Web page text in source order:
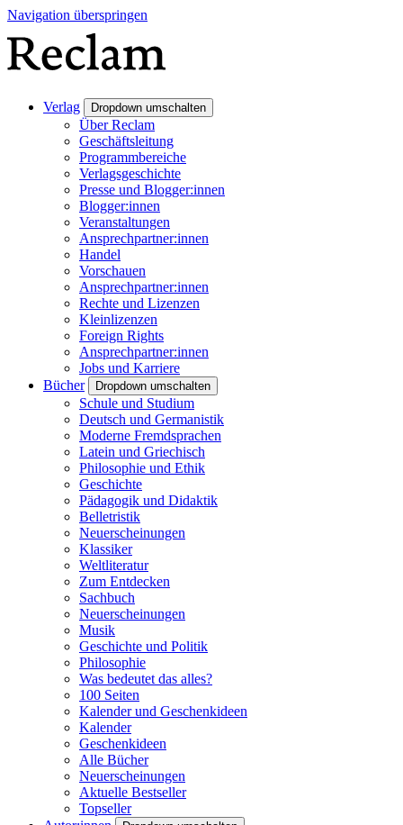
Navigation überspringen
Verlag Dropdown umschalten
Über Reclam
Geschäftsleitung
Programmbereiche
Verlagsgeschichte
Presse und Blogger:innen
Blogger:innen
Veranstaltungen
Ansprechpartner:innen
Handel
Vorschauen
Ansprechpartner:innen
Rechte und Lizenzen
Kleinlizenzen
Foreign Rights
Ansprechpartner:innen
Jobs und Karriere
Bücher
Dropdown umschalten
Schule und Studium
Deutsch und Germanistik
Moderne Fremdsprachen
Latein und Griechisch
Philosophie und Ethik
Geschichte
Pädagogik und Didaktik
Belletristik
Neuerscheinungen
Klassiker
Weltliteratur
Zum Entdecken
Sachbuch
Neuerscheinungen
Musik
Geschichte und Politik
Philosophie
Was bedeutet das alles?
100 Seiten
Kalender und Geschenkideen
Kalender
Geschenkideen
Alle Bücher
Neuerscheinungen
Aktuelle Bestseller
Topseller